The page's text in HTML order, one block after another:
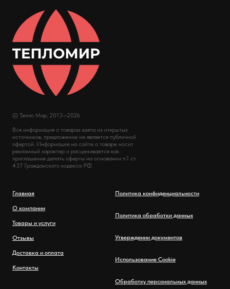
© Тепло Мир, 2013—2026
Вся информация о товарах взята из открытых
источников, предложение не является публичной
офертой. Информация на сайте о товаре носит
рекламный характер и расценивается как
приглашение делать оферты на основании п.1 ст.
437 Гражданского кодекса РФ.
Главная
О компании
Товары и услуги
Отзывы
Доставка и оплата
Контакты
Политика конфиденциальности
Политика обработки данных
Утверждении документов
Использование Cookie
Обработку персональных данных